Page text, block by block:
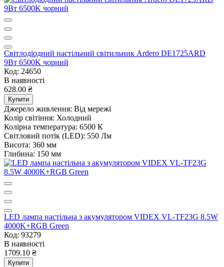
Світлодіодний настільний світильник Ardero DE1725ARD
9Вт 6500K чорний
Код: 24650
В наявності
628.00 ₴
Купити
Джерело живлення: Від мережі
Колір світіння: Холодний
Колірна температура: 6500 К
Світловий потік (LED): 550 Лм
Висота: 360 мм
Глибина: 150 мм
LED лампа настiльна з акумулятором VIDEX VL-TF23G 8.5W
4000K+RGB Green
Код: 93279
В наявності
1709.10 ₴
Купити